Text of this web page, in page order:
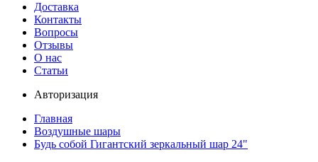
Доставка
Контакты
Вопросы
Отзывы
О нас
Статьи
Авторизация
Главная
Воздушные шары
Будь собой Гигантский зеркальный шар 24"